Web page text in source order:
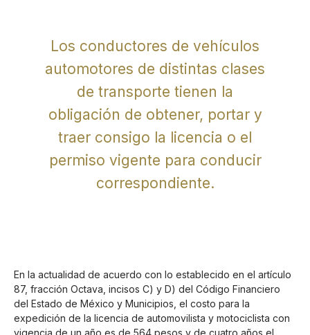
Los conductores de vehículos
automotores de distintas clases
de transporte tienen la
obligación de obtener, portar y
traer consigo la licencia o el
permiso vigente para conducir
correspondiente.
En la actualidad de acuerdo con lo establecido en el artículo
87, fracción Octava, incisos C) y D) del Código Financiero
del Estado de México y Municipios, el costo para la
expedición de la licencia de automovilista y motociclista con
vigencia de un año es de 564 pesos y de cuatro años el